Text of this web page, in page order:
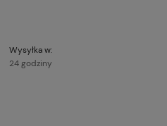
Wysyłka w:
24 godziny
kosztów płatności